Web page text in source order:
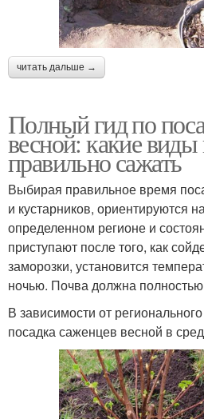
читать дальше →
Полный гид по
весной: какие
правильно сажать
Выбирая правильное время
и кустарников, ориентируются
определенном регионе и
приступают после того, как
заморозки, установится
ночью. Почва должна полностью
В зависимости от
посадка саженцев весной в